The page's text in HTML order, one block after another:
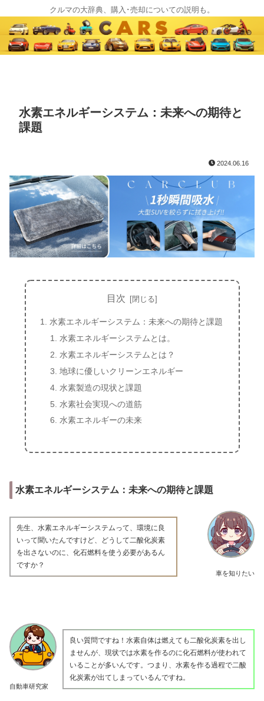
クルマの大辞典、購入･売却についての説明も。
水素エネルギーシステム：未来への期待と
課題
2024.06.16
目次
水素エネルギーシステム：未来への期待と課題
水素エネルギーシステムとは。
水素エネルギーシステムとは？
地球に優しいクリーンエネルギー
水素製造の現状と課題
水素社会実現への道筋
水素エネルギーの未来
水素エネルギーシステム：未来への期待と課題
車を知りたい
先生、水素エネルギーシステムって、環境に良
いって聞いたんですけど、どうして二酸化炭素
を出さないのに、化石燃料を使う必要があるん
ですか？
自動車研究家
良い質問ですね！水素自体は燃えても二酸化炭素を出し
ませんが、現状では水素を作るのに化石燃料が使われて
いることが多いんです。つまり、水素を作る過程で二酸
化炭素が出てしまっているんですね。